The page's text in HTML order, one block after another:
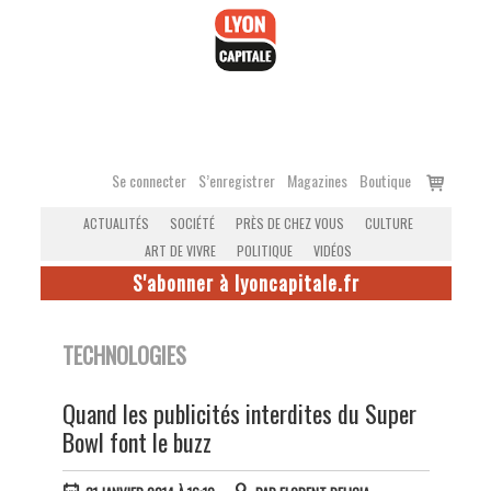
Se connecter S’enregistrer Magazines Boutique
Voir
ACTUALITÉS SOCIÉTÉ PRÈS DE CHEZ VOUS
CULTURE
ART DE VIVRE
POLITIQUE VIDÉOS
S'abonner à lyoncapitale.fr
TECHNOLOGIES
Quand les publicités interdites du Super
Bowl font le buzz